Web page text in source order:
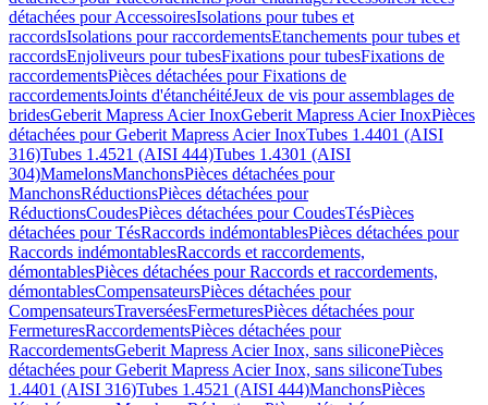
détachées pour AccessoiresIsolations pour tubes et
raccordsIsolations pour raccordementsEtanchements pour tubes et
raccordsEnjoliveurs pour tubesFixations pour tubesFixations de
raccordementsPièces détachées pour Fixations de
raccordementsJoints d'étanchéitéJeux de vis pour assemblages de
bridesGeberit Mapress Acier InoxGeberit Mapress Acier InoxPièces
détachées pour Geberit Mapress Acier InoxTubes 1.4401 (AISI
316)Tubes 1.4521 (AISI 444)Tubes 1.4301 (AISI
304)MamelonsManchonsPièces détachées pour
ManchonsRéductionsPièces détachées pour
RéductionsCoudesPièces détachées pour CoudesTésPièces
détachées pour TésRaccords indémontablesPièces détachées pour
Raccords indémontablesRaccords et raccordements,
démontablesPièces détachées pour Raccords et raccordements,
démontablesCompensateursPièces détachées pour
CompensateursTraverséesFermeturesPièces détachées pour
FermeturesRaccordementsPièces détachées pour
RaccordementsGeberit Mapress Acier Inox, sans siliconePièces
détachées pour Geberit Mapress Acier Inox, sans siliconeTubes
1.4401 (AISI 316)Tubes 1.4521 (AISI 444)ManchonsPièces